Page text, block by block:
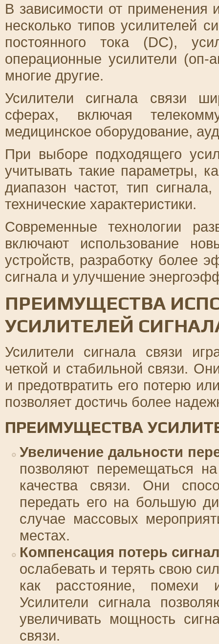
В зависимости от применения
несколько типов усилителей
постоянного тока (DC),
операционные усилители (оп-
многие другие.
Усилители сигнала связи
сферах, включая
медицинское оборудование,
При выборе подходящего
учитывать такие параметры,
диапазон частот, тип
технические характеристики.
Современные технологии
включают использование
устройств, разработку более
сигнала и улучшение
ПРЕИМУЩЕСТВА
УСИЛИТЕЛЕЙ
Усилители сигнала связи
четкой и стабильной связи.
и предотвратить его потерю
позволяет достичь более
ПРЕИМУЩЕСТВА
Увеличение дальности
позволяют перемещаться
качества связи. Они
передать его на большую
случае массовых
местах.
Компенсация потерь
ослабевать и терять свою
как расстояние, помехи
Усилители сигнала
увеличивать мощность
связи.